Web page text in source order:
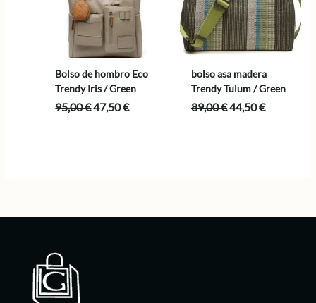
Bolso de hombro Eco
Trendy Iris / Green
95,00€El
47,50€El
bolso asa madera
Trendy Tulum / Green
89,00€El
44,50€El